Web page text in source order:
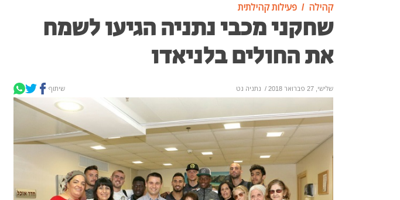
קהילה פעילות קהילתית
שחקני מכבי נתניה הגיעו לשמח
את החולים בלניאדו
שלישי, 27 פברואר 2018 / נתניה נט שיתוף